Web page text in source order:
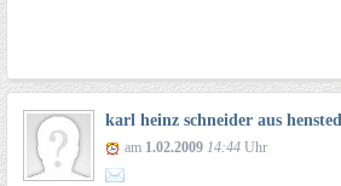
karl heinz schneider aus
am 1.02.2009 14:44 Uhr